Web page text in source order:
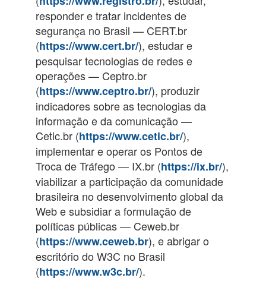
responder e tratar incidentes de
segurança no Brasil — CERT.br
(https://www.cert.br/), estudar e
pesquisar tecnologias de redes e
operações — Ceptro.br
(https://www.ceptro.br/), produzir
indicadores sobre as tecnologias da
informação e da comunicação —
Cetic.br (https://www.cetic.br/),
implementar e operar os Pontos de
Troca de Tráfego — IX.br (https://ix.br/),
viabilizar a participação da comunidade
brasileira no desenvolvimento global da
Web e subsidiar a formulação de
políticas públicas — Ceweb.br
(https://www.ceweb.br), e abrigar o
escritório do W3C no Brasil
(https://www.w3c.br/).